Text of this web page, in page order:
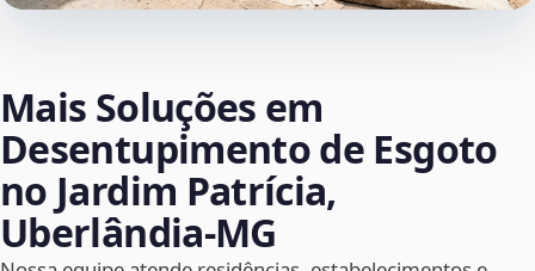
Mais Soluções em
Desentupimento de Esgoto
no Jardim Patrícia,
Uberlândia‑MG